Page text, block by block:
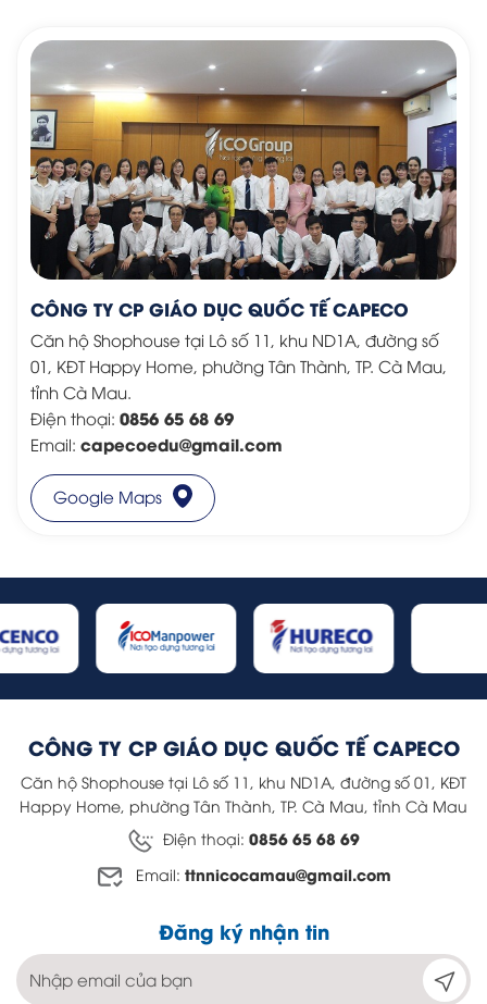
CÔNG TY CP GIÁO DỤC QUỐC TẾ CAPECO
Căn hộ Shophouse tại Lô số 11, khu ND1A, đường số
01, KĐT Happy Home, phường Tân Thành, TP. Cà Mau,
tỉnh Cà Mau.
Điện thoại: 0856 65 68 69
Email: capecoedu@gmail.com
Google Maps
CÔNG TY CP GIÁO DỤC QUỐC TẾ CAPECO
Căn hộ Shophouse tại Lô số 11, khu ND1A, đường số 01, KĐT
Happy Home, phường Tân Thành, TP. Cà Mau, tỉnh Cà Mau
Điện thoại: 0856 65 68 69
Email: ttnnicocamau@gmail.com
Đăng ký nhận tin